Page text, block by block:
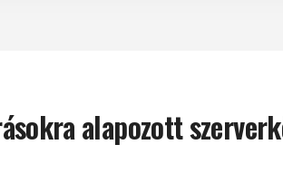
alapozott